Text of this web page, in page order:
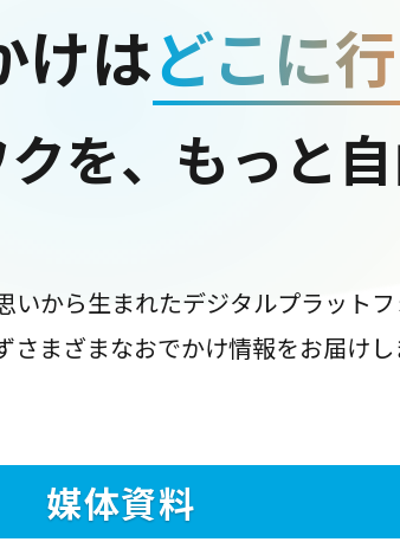
けはどこに
を、もっと
いから生まれたデジタルプラット
さまざまなおでかけ情報をお届け
媒体資料